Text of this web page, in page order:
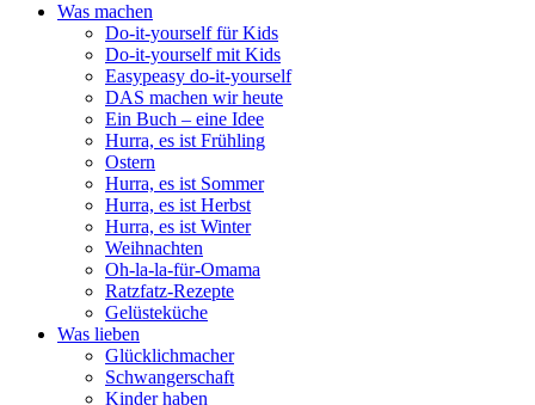
Was machen
Do-it-yourself für Kids
Do-it-yourself mit Kids
Easypeasy do-it-yourself
DAS machen wir heute
Ein Buch – eine Idee
Hurra, es ist Frühling
Ostern
Hurra, es ist Sommer
Hurra, es ist Herbst
Hurra, es ist Winter
Weihnachten
Oh-la-la-für-Omama
Ratzfatz-Rezepte
Gelüsteküche
Was lieben
Glücklichmacher
Schwangerschaft
Kinder haben